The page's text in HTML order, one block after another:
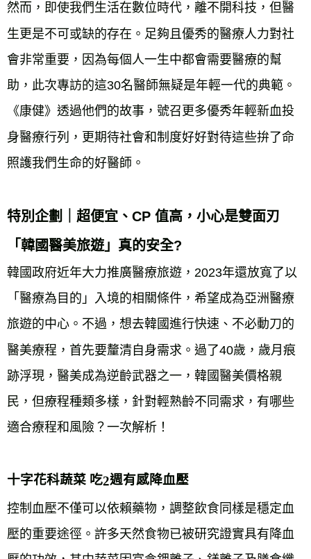
然而，即使我們生活在數位時代，離不開科技，但醫
生更是不可或缺的存在。足夠且優秀的醫療人力對社
會非常重要，因為每個人一生中都會需要醫療的幫
助，此次專訪的這30名醫師無疑是年輕一代的典範。
《康健》透過他們的故事，號召更多優秀年輕新血投
身醫療行列，更期待社會和制度好好對待這些拚了命
照護我們生命的好醫師。
特別企劃｜超便宜、CP 值高，小心是雙面刃
「韓國醫美旅遊」真的安全?
韓國政府近年大力推廣醫療旅遊，2023年還放寬了以
「醫療為目的」入境的相關條件，希望成為亞洲醫療
旅遊的中心。不過，想去韓國進行快速、不必動刀的
醫美療程，首先要釐清自身需求。過了40歲，歲月痕
跡浮現，醫美成為逆齡武器之一，韓國醫美價格親
民，但療程種類多樣，針對輕熟齡不同需求，有哪些
適合療程和風險？一次解析！
十字花科蔬菜 吃2週有感降血壓
控制血壓不僅可以依賴藥物，調整飲食同樣是穩定血
壓的重要途徑。許多天然食物已被研究證實具有降血